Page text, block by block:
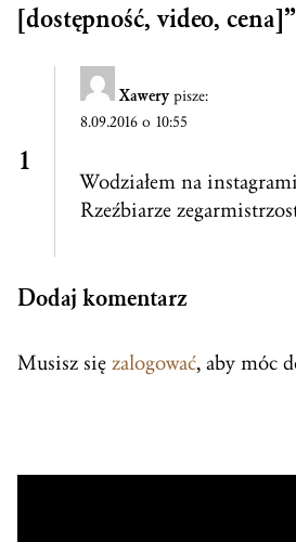
[dostępność, video, cena]”
Xawery pisze:
8.09.2016 o 10:55
Wodziałem na
Rzeźbiarze
Dodaj komentarz
Musisz się zalogować, aby móc